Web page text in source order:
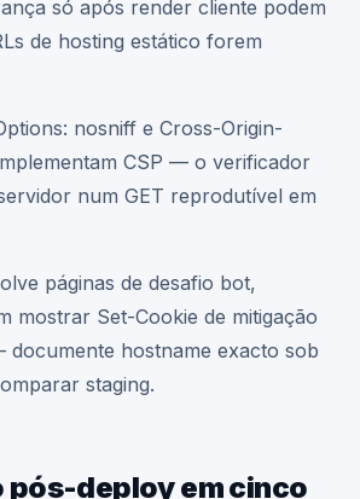
só após render cliente podem
de hosting estático forem
nosniff e Cross-Origin-
CSP — o verificador
num GET reprodutível em
páginas de desafio bot,
mostrar Set-Cookie de mitigação
documente hostname exacto sob
staging.
deploy em cinco